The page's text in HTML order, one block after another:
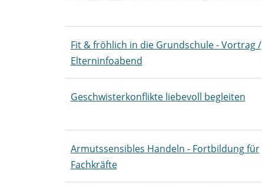
Fit & fröhlich in die Grundschule - Vortrag /
Elterninfoabend
Geschwisterkonflikte liebevoll begleiten
Armutssensibles Handeln - Fortbildung für
Fachkräfte